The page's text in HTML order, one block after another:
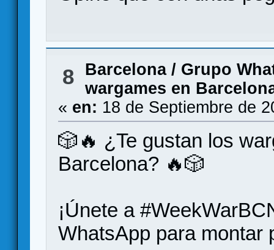
8 Barcelona/ Grupo
wargames en
« en: 18 de Septiembre de
🎲🔥 ¿Te gustan los
Barcelona? 🔥🎲
¡Únete a
WhatsApp para montar